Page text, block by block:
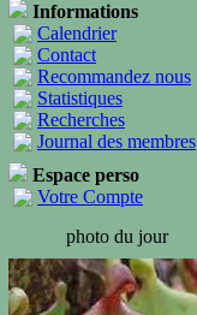
Informations
Calendrier
Contact
Recommandez nous
Statistiques
Recherches
Journal des membres
Espace perso
Votre Compte
photo du jour